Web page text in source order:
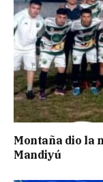
Montaña dio la
Mandiyú